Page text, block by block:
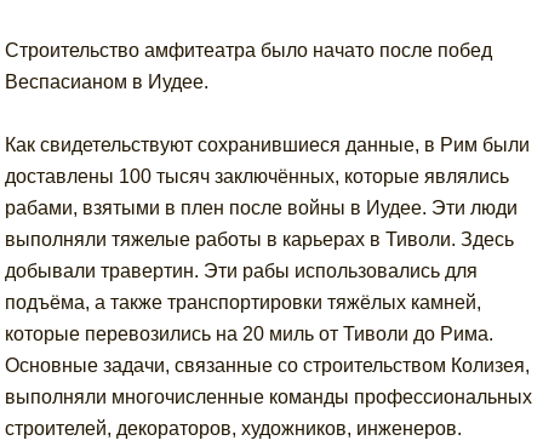
Строительство амфитеатра было начато после побед
Веспасианом в Иудее.
Как свидетельствуют сохранившиеся данные, в Рим были
доставлены 100 тысяч заключённых, которые являлись
рабами, взятыми в плен после войны в Иудее. Эти люди
выполняли тяжелые работы в карьерах в Тиволи. Здесь
добывали травертин. Эти рабы использовались для
подъёма, а также транспортировки тяжёлых камней,
которые перевозились на 20 миль от Тиволи до Рима.
Основные задачи, связанные со строительством Колизея,
выполняли многочисленные команды профессиональных
строителей, декораторов, художников, инженеров.